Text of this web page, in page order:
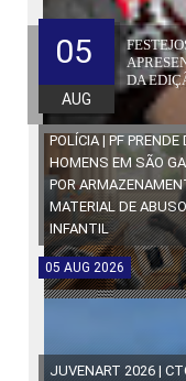
DA
05
AUG
POLÍCIA | PF PRENDE
HOMENS EM SÃO
POR
MATERIAL DE ABUSO
INFANTIL
05 AUG 2026
JUVENART 2026 |